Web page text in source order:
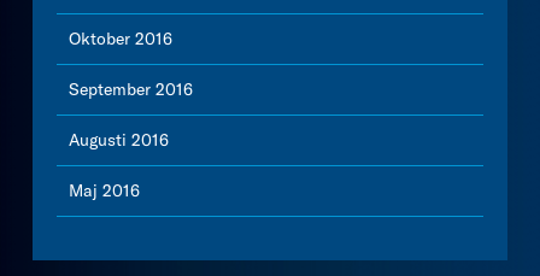
Oktober 2016
September 2016
Augusti 2016
Maj 2016